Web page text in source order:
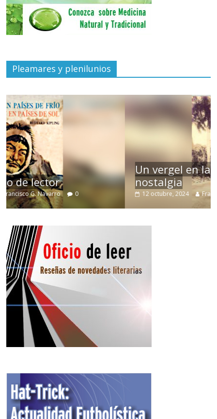
Pleamares y plenilunios
Un vergel en las nieblas de la
nostalgia
12 octubre, 2024 Francisco G. Navarro 0